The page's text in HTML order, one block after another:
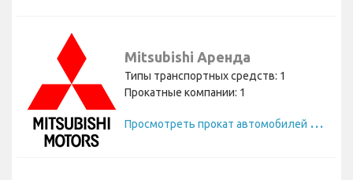
Mitsubishi Аренда
Типы транспортных средств: 1
Прокатные компании: 1
П
росмотреть прокат автомобилей Mitsubishi